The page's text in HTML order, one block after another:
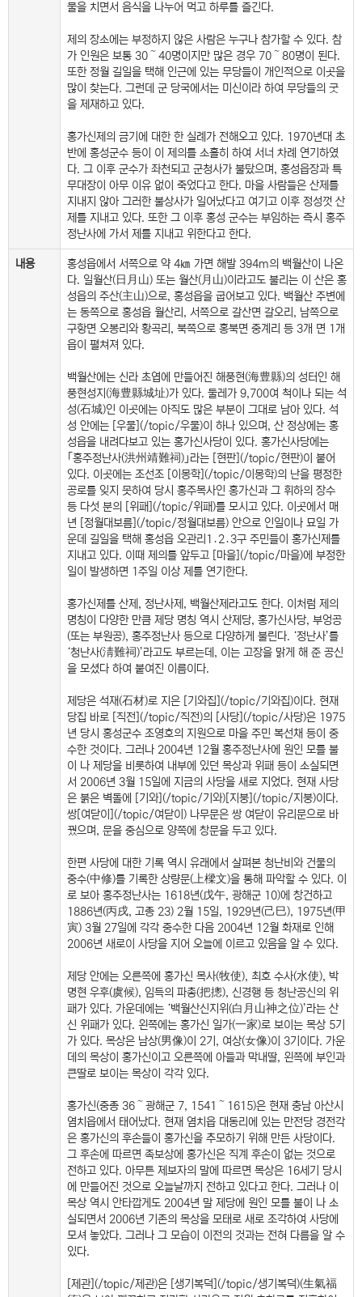
물을 치면서 음식을 나누어 먹고 하루를 즐긴다.
제의 장소에는 부정하지 않은 사람은 누구나 참가할 수 있다. 참
가 인원은 보통 30～40명이지만 많은 경우 70～80명이 된다.
또한 정월 길일을 택해 인근에 있는 무당들이 개인적으로 이곳을
많이 찾는다. 그런데 군 당국에서는 미신이라 하여 무당들의 굿
을 제재하고 있다.
홍가신제의 금기에 대한 한 실례가 전해오고 있다. 1970년대 초
반에 홍성군수 등이 이 제의를 소홀히 하여 서너 차례 연기하였
다. 그 이후 군수가 좌천되고 군청사가 불탔으며, 홍성읍장과 특
무대장이 아무 이유 없이 죽었다고 한다. 마을 사람들은 산제를
지내지 않아 그러한 불상사가 일어났다고 여기고 이후 정성껏 산
제를 지내고 있다. 또한 그 이후 홍성 군수는 부임하는 즉시 홍주
정난사에 가서 제를 지내고 위한다고 한다.
내용
홍성읍에서 서쪽으로 약 4㎞ 가면 해발 394m의 백월산이 나온
다. 일월산(日月山) 또는 월산(月山)이라고도 불리는 이 산은 홍
성읍의 주산(主山)으로, 홍성읍을 굽어보고 있다. 백월산 주변에
는 동쪽으로 홍성읍 월산리, 서쪽으로 갈산면 갈오리, 남쪽으로
구항면 오봉리와 황곡리, 북쪽으로 홍북면 중계리 등 3개 면 1개
읍이 펼쳐져 있다.
백월산에는 신라 초엽에 만들어진 해풍현(海豊縣)의 성터인 해
풍현성지(海豊縣城址)가 있다. 둘레가 9,700여 척이나 되는 석
성(石城)인 이곳에는 아직도 많은 부분이 그대로 남아 있다. 석
성 안에는 [우물](/topic/우물)이 하나 있으며, 산 정상에는 홍
성읍을 내려다보고 있는 홍가신사당이 있다. 홍가신사당에는
｢홍주정난사(洪州靖難祠)｣라는 [현판](/topic/현판)이 붙어
있다. 이곳에는 조선조 [이몽학](/topic/이몽학)의 난을 평정한
공로를 잊지 못하여 당시 홍주목사인 홍가신과 그 휘하의 장수
등 다섯 분의 [위패](/topic/위패)를 모시고 있다. 이곳에서 매
년 [정월대보름](/topic/정월대보름) 안으로 인일이나 묘일 가
운데 길일을 택해 홍성읍 오관리1․2․3구 주민들이 홍가신제를
지내고 있다. 이때 제의를 앞두고 [마을](/topic/마을)에 부정한
일이 발생하면 1주일 이상 제를 연기한다.
홍가신제를 산제, 정난사제, 백월산제라고도 한다. 이처럼 제의
명칭이 다양한 만큼 제당 명칭 역시 산제당, 홍가신사당, 부엉공
(또는 부원공), 홍주정난사 등으로 다양하게 불린다. ‘정난사’를
‘청난사(淸難祠)’라고도 부르는데, 이는 고장을 맑게 해 준 공신
을 모셨다 하여 붙여진 이름이다.
제당은 석재(石材)로 지은 [기와집](/topic/기와집)이다. 현재
당집 바로 [직전](/topic/직전)의 [사당](/topic/사당)은 1975
년 당시 홍성군수 조영호의 지원으로 마을 주민 복선채 등이 중
수한 것이다. 그러나 2004년 12월 홍주정난사에 원인 모를 불
이 나 제당을 비롯하여 내부에 있던 목상과 위패 등이 소실되면
서 2006년 3월 15일에 지금의 사당을 새로 지었다. 현재 사당
은 붉은 벽돌에 [기와](/topic/기와)[지붕](/topic/지붕)이다.
쌍[여닫이](/topic/여닫이) 나무문은 쌍 여닫이 유리문으로 바
꿨으며, 문을 중심으로 양쪽에 창문을 두고 있다.
한편 사당에 대한 기록 역시 유래에서 살펴본 청난비와 건물의
중수(中修)를 기록한 상량문(上樑文)을 통해 파악할 수 있다. 이
로 보아 홍주정난사는 1618년(戊午, 광해군 10)에 창건하고
1886년(丙戌, 고종 23) 2월 15일, 1929년(己巳), 1975년(甲
寅) 3월 27일에 각각 중수한 다음 2004년 12월 화재로 인해
2006년 새로이 사당을 지어 오늘에 이르고 있음을 알 수 있다.
제당 안에는 오른쪽에 홍가신 목사(牧使), 최호 수사(水使), 박
명현 우후(虞候), 임득의 파총(把摠), 신경행 등 청난공신의 위
패가 있다. 가운데에는 ‘백월산신지위(白月山神之位)’라는 산
신 위패가 있다. 왼쪽에는 홍가신 일가(一家)로 보이는 목상 5기
가 있다. 목상은 남상(男像)이 2기, 여상(女像)이 3기이다. 가운
데의 목상이 홍가신이고 오른쪽에 아들과 막내딸, 왼쪽에 부인과
큰딸로 보이는 목상이 각각 있다.
홍가신(중종 36～광해군 7, 1541～1615)은 현재 충남 아산시
염치읍에서 태어났다. 현재 염치읍 대동리에 있는 만전당 경전각
은 홍가신의 후손들이 홍가신을 추모하기 위해 만든 사당이다.
그 후손에 따르면 족보상에 홍가신은 직계 후손이 없는 것으로
전하고 있다. 아무튼 제보자의 말에 따르면 목상은 16세기 당시
에 만들어진 것으로 오늘날까지 전하고 있다고 한다. 그러나 이
목상 역시 안타깝게도 2004년 말 제당에 원인 모를 불이 나 소
실되면서 2006년 기존의 목상을 모태로 새로 조각하여 사당에
모셔 놓았다. 그러나 그 모습이 이전의 것과는 전혀 다름을 알 수
있다.
[제관](/topic/제관)은 [생기복덕](/topic/생기복덕)(生氣福